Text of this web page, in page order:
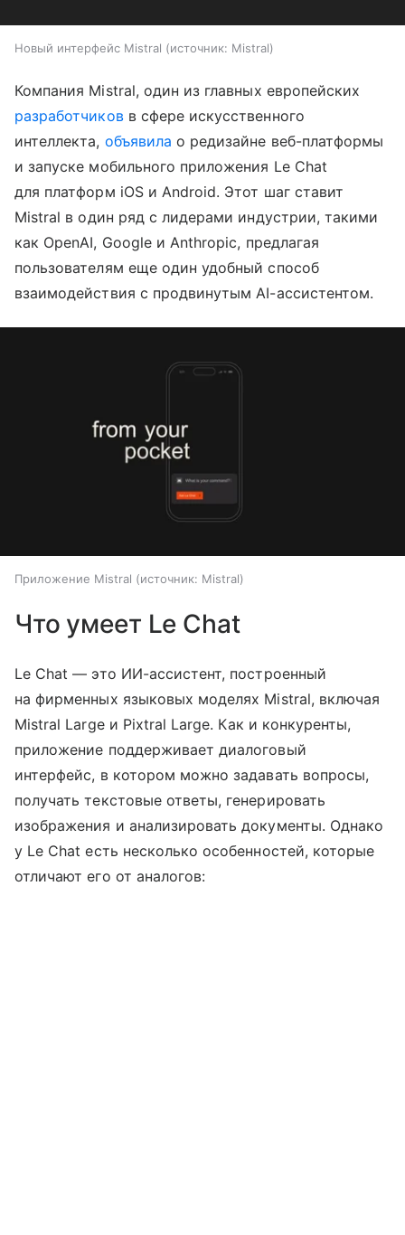
Новый интерфейс Mistral источник: Mistral
Компания Mistral, один из главных европейских
разработчиковв сфере искусственного
интеллекта, объявила о редизайне веб-платформы
и запуске мобильного приложения Le Chat
для платформ iOS и Android. Этот шаг ставит
Mistral в один ряд с лидерами индустрии, такими
как OpenAI, Google и Anthropic, предлагая
пользователям еще один удобный способ
взаимодействия с продвинутым AI-ассистентом.
Приложение Mistral источник: Mistral
Что умеет Le Chat
Le Chat — это ИИ-ассистент, построенный
на фирменных языковых моделях Mistral, включая
Mistral Large и Pixtral Large. Как и конкуренты,
приложение поддерживает диалоговый
интерфейс, в котором можно задавать вопросы,
получать текстовые ответы, генерировать
изображения и анализировать документы. Однако
у Le Chat есть несколько особенностей, которые
отличают его от аналогов: